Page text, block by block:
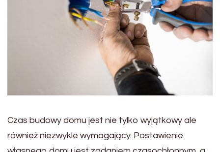
Czas budowy domu jest nie tylko wyjątkowy ale
również niezwykle wymagający. Postawienie